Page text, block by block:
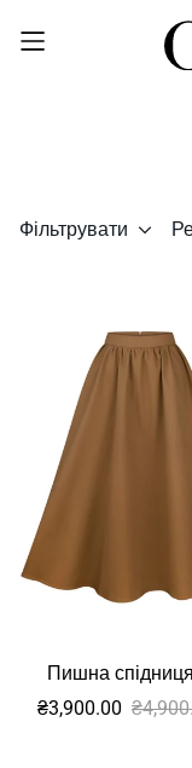
Фільтрувати
Пишна спідниця
Sale
₴3,900.00
Звичайна